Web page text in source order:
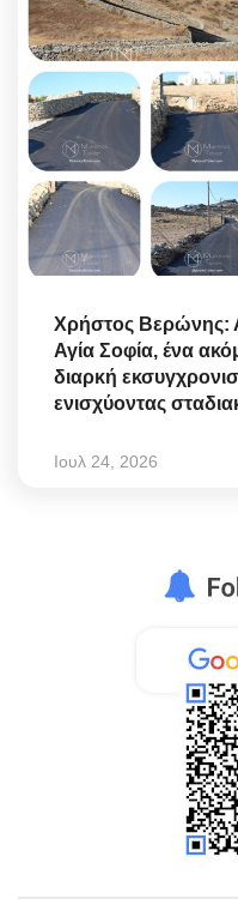
Χρήστος Βερώνης:
Αγία Σοφία, ένα
διαρκή
ενισχύοντας
Ιουλ 24, 2026